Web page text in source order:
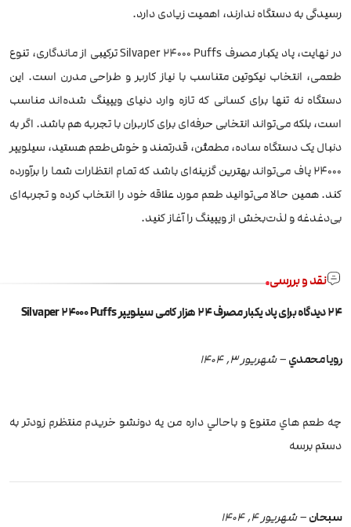
رسیدگی به دستگاه ندارند، اهمیت زیادی دارد.
در نهایت، پاد یکبار مصرف Silvaper 24000 Puffs ترکیبی از ماندگاری، تنوع
طعمی، انتخاب نیکوتین متناسب با نیاز کاربر و طراحی مدرن است. این
دستگاه نه تنها برای کسانی که تازه وارد دنیای ویپینگ شده‌اند مناسب
است، بلکه می‌تواند انتخابی حرفه‌ای برای کاربران با تجربه هم باشد. اگر به
دنبال یک دستگاه ساده، مطمئن، قدرتمند و خوش‌طعم هستید، سیلویپر
۲۴۰۰۰ پاف می‌تواند بهترین گزینه‌ای باشد که تمام انتظارات شما را برآورده
کند. همین حالا می‌توانید طعم مورد علاقه خود را انتخاب کرده و تجربه‌ای
بی‌دغدغه و لذت‌بخش از ویپینگ را آغاز کنید.
نقد و بررسی
24 دیدگاه برای پاد یکبار مصرف 24 هزار کامی سیلویپر Silvaper 24000 Puffs
رويا محمدي–شهریور 3, 1404
چه طعم هاي متنوع و باحالي داره من يه دونشو خريدم منتظرم زودتر به
دستم برسه
سبحان–شهریور 4, 1404